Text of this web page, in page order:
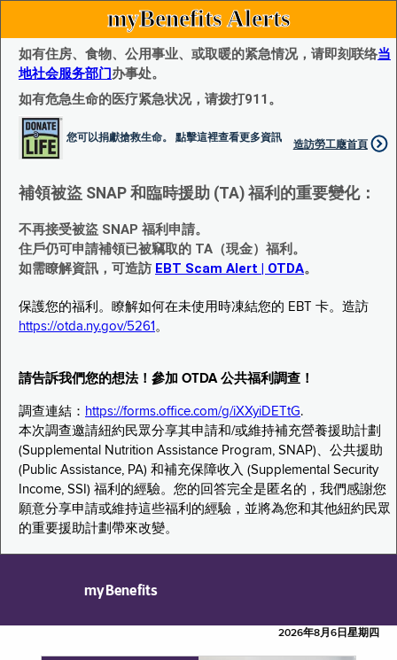
myBenefits Alerts
如有住房、食物、公用事业、或取暖的紧急情况，请即刻联络当
地社会服务部门办事处。
如有危急生命的医疗紧急状况，请拨打911。
您可以捐獻搶救生命。 點擊這裡查看更多資訊
造訪勞工廰首頁
補領被盜 SNAP 和臨時援助 (TA) 福利的重要變化：
不再接受被盜 SNAP 福利申請。
住戶仍可申請補領已被竊取的 TA（現金）福利。
如需瞭解資訊，可造訪 EBT Scam Alert | OTDA。
保護您的福利。瞭解如何在未使用時凍結您的 EBT 卡。造訪
https://otda.ny.gov/5261 。
請告訴我們您的想法！參加 OTDA 公共福利調查！
調查連結： https://forms.office.com/g/iXXyiDETtG.
本次調查邀請紐約民眾分享其申請和/或維持補充營養援助計劃
(Supplemental Nutrition Assistance Program, SNAP)、公共援助
(Public Assistance, PA) 和補充保障收入 (Supplemental Security
Income, SSI) 福利的經驗。您的回答完全是匿名的，我們感謝您
願意分享申請或維持這些福利的經驗，並將為您和其他紐約民眾
的重要援助計劃帶來改變。
myBenefits
2026年8月6日星期四